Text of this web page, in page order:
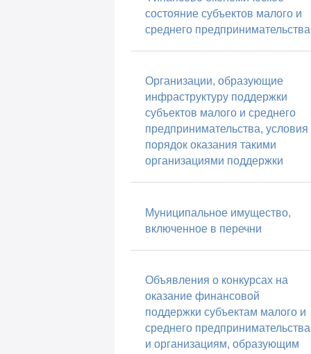
состояние субъектов малого и
среднего предпринимательства
Организации, образующие
инфраструктуру поддержки
субъектов малого и среднего
предпринимательства, условия
порядок оказания такими
организациями поддержки
Муниципальное имущество,
включенное в перечни
Объявления о конкурсах на
оказание финансовой
поддержки субъектам малого и
среднего предпринимательства
и организациям, образующим